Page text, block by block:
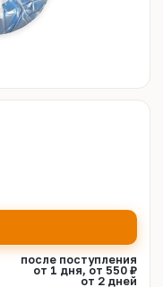
после поступления
от 1 дня, от 550 ₽
от 2 дней